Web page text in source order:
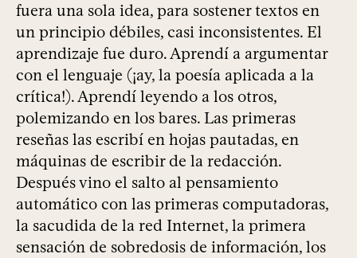
fuera una sola idea, para sostener textos en
un principio débiles, casi inconsistentes. El
aprendizaje fue duro. Aprendí a argumentar
con el lenguaje (¡ay, la poesía aplicada a la
crítica!). Aprendí leyendo a los otros,
polemizando en los bares. Las primeras
reseñas las escribí en hojas pautadas, en
máquinas de escribir de la redacción.
Después vino el salto al pensamiento
automático con las primeras computadoras,
la sacudida de la red Internet, la primera
sensación de sobredosis de información, los